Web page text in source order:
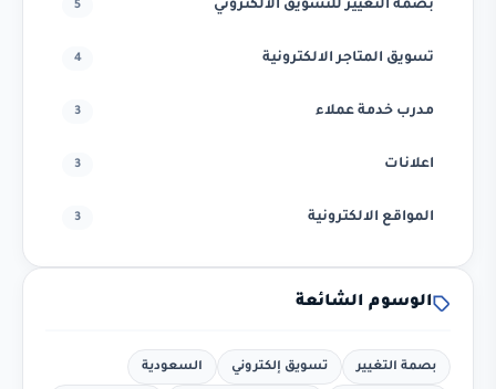
بصمة التغيير للتسويق الالكتروني 5
تسويق المتاجر الالكترونية 4
مدرب خدمة عملاء 3
اعلانات 3
المواقع الالكترونية 3
الوسوم الشائعة
بصمة التغيير تسويق إلكتروني السعودية